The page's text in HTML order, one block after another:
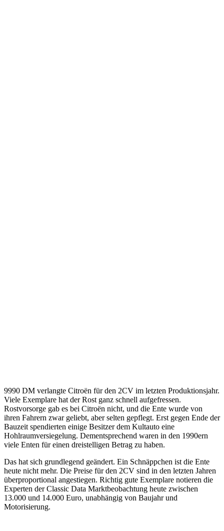
9990 DM verlangte Citroën für den 2CV im letzten Produktionsjahr.
Viele Exemplare hat der Rost ganz schnell aufgefressen.
Rostvorsorge gab es bei Citroën nicht, und die Ente wurde von
ihren Fahrern zwar geliebt, aber selten gepflegt. Erst gegen Ende der
Bauzeit spendierten einige Besitzer dem Kultauto eine
Hohlraumversiegelung. Dementsprechend waren in den 1990ern
viele Enten für einen dreistelligen Betrag zu haben.
Das hat sich grundlegend geändert. Ein Schnäppchen ist die Ente
heute nicht mehr. Die Preise für den 2CV sind in den letzten Jahren
überproportional angestiegen. Richtig gute Exemplare notieren die
Experten der Classic Data Marktbeobachtung heute zwischen
13.000 und 14.000 Euro, unabhängig von Baujahr und
Motorisierung.